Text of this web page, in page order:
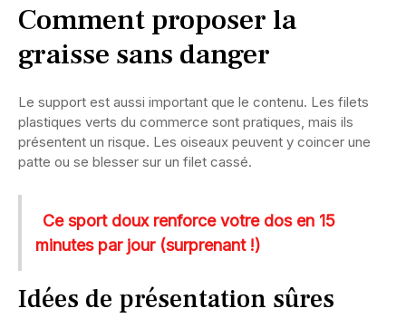
Comment proposer la
graisse sans danger
Le support est aussi important que le contenu. Les filets
plastiques verts du commerce sont pratiques, mais ils
présentent un risque. Les oiseaux peuvent y coincer une
patte ou se blesser sur un filet cassé.
Ce sport doux renforce votre dos en 15
minutes par jour (surprenant !)
Idées de présentation sûres